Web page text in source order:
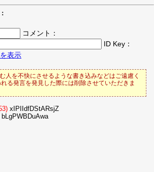
コメント：
ID Key：
表示
人を不快にさせるような書き込みなどはご遠慮く
る発言を発見した際には削除させていただきま
xIPIIdfDStARsjZ
bLgPWBDuAwa